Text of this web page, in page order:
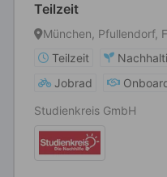
Teilzeit
München, Pfullendorf,
Teilzeit
Jobrad
Studienkreis GmbH